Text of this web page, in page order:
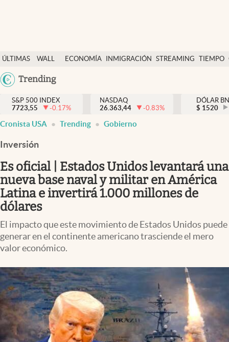
ÚLTIMAS
NOTICIAS
WALL
DÓLAR
ECONOMÍA INMIGRACIÓN STREAMING TIEMPO
México
Trending
Finanzas y economía
Wall Street y dólar
Inmigración
Espiritual
Streaming
Lifestyle
S&P 500 INDEX
7723,55
-0.17%
NASDAQ
26.363,44
-0.83%
DÓLAR
$ 1520
Cronista USA Trending Gobierno
Inversión
Es oficial | Estados Unidos levantará una
nueva base naval y militar en América
Latina e invertirá 1.000 millones de
dólares
El impacto que este movimiento de Estados Unidos puede
generar en el continente americano trasciende el mero
valor económico.